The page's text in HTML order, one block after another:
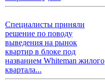
Специалисты приняли
решение по поводу
выведения на рынок
квартир в блоке под
названием Whiteman жилого
квартала...